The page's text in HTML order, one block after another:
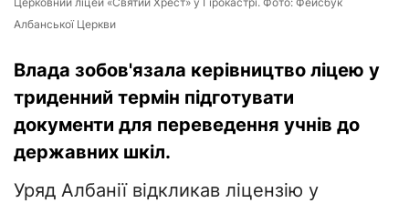
Албанської Церкви
Влада зобов'язала керівництво ліцею у
триденний термін підготувати
документи для переведення учнів до
державних шкіл.
Уряд Албанії відкликав ліцензію у